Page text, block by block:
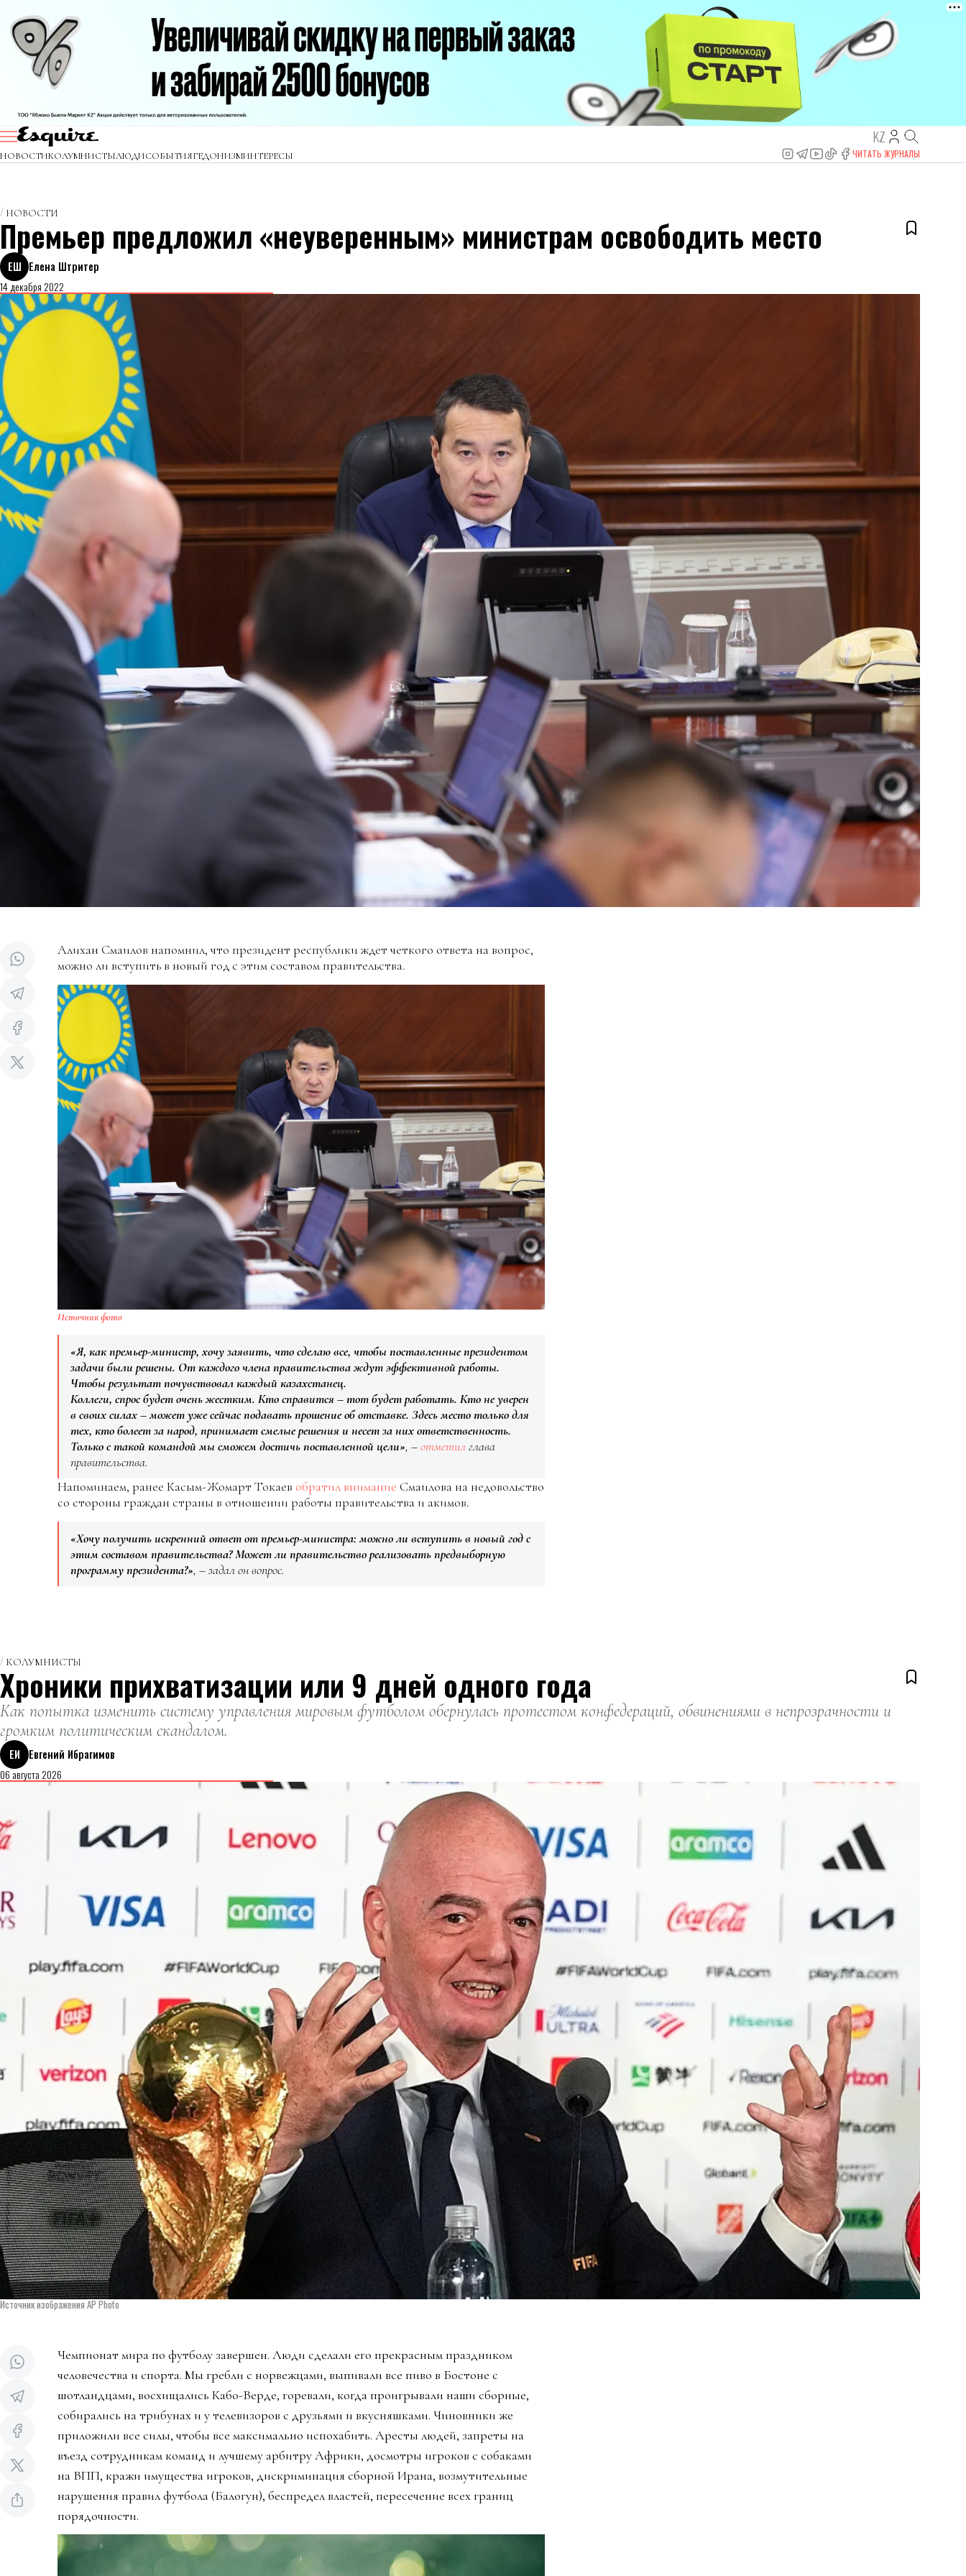
KZ
НОВОСТИКОЛУМНИСТЫЛЮДИСОБЫТИЯГЕДОНИЗМИНТЕРЕСЫ ЧИТАТЬ ЖУРНАЛЫ
НОВОСТИ
Премьер предложил «неуверенным» министрам освободить место
ЕШ Елена Штритер
14 декабря 2022
Алихан Смаилов напомнил, что президент республики ждет четкого ответа на вопрос,
можно ли вступить в новый год с этим составом правительства.
Источник фото
«Я, как премьер-министр, хочу заявить, что сделаю все, чтобы поставленные президентом
задачи были решены. От каждого члена правительства ждут эффективной работы.
Чтобы результат почувствовал каждый казахстанец.
Коллеги, спрос будет очень жестким. Кто справится – тот будет работать. Кто не уверен
в своих силах – может уже сейчас подавать прошение об отставке. Здесь место только для
тех, кто болеет за народ, принимает смелые решения и несет за них ответственность.
Только с такой командой мы сможем достичь поставленной цели», –отметилглава
правительства.
Напоминаем, ранее Касым-Жомарт Токаев обратил внимание Смаилова на недовольство
со стороны граждан страны в отношении работы правительства и акимов.
«Хочу получить искренний ответ от премьер-министра: можно ли вступить в новый год с
этим составом правительства? Может ли правительство реализовать предвыборную
программу президента?», – задал он вопрос.
КОЛУМНИСТЫ
Хроники прихватизации или 9 дней одного года
Как попытка изменить систему управления мировым футболом обернулась протестом конфедераций, обвинениями в непрозрачности и
громким политическим скандалом.
ЕИ
Евгений Ибрагимов
06 августа 2026
Источник изображения AP Photo
Чемпионат мира по футболу завершен. Люди сделали его прекрасным праздником
человечества и спорта. Мы гребли с норвежцами, выпивали все пиво в Бостоне с
шотландцами, восхищались Кабо-Верде, горевали, когда проигрывали наши сборные,
собирались на трибунах и у телевизоров с друзьями и вкусняшками. Чиновники же
приложили все силы, чтобы все максимально испохабить. Аресты людей, запреты на
въезд сотрудникам команд и лучшему арбитру Африки, досмотры игроков с собаками
на ВПП, кражи имущества игроков, дискриминация сборной Ирана, возмутительные
нарушения правил футбола (Балогун), беспредел властей, пересечение всех границ
порядочности.